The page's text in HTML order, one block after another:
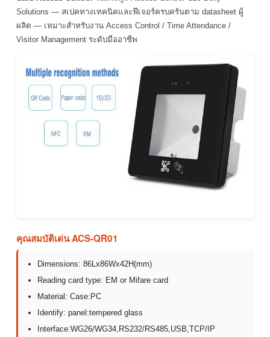
Solutions — สเปคทางเทคนิคและฟีเจอร์ครบครันตาม datasheet ผู้
ผลิต — เหมาะสำหรับงาน Access Control / Time Attendance /
Visitor Management ระดับมืออาชีพ
คุณสมบัติเด่น ACS-QR01
Dimensions: 86Lx86Wx42H(mm)
Reading card type: EM or Mifare card
Material: Case:PC
Identify: panel:tempered glass
Interface:WG26/WG34,RS232/RS485,USB,TCP/IP